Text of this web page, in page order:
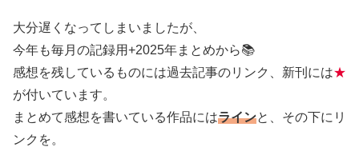
大分遅くなってしまいましたが、
今年も毎月の記録用+2025年まとめから📚
感想を残しているものには過去記事のリンク、新刊には★
が付いています。
まとめて感想を書いている作品にはラインと、その下にリ
ンクを。